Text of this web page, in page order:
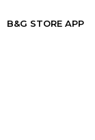
B&G STORE APP